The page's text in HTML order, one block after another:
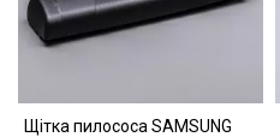
Щітка пилососа SAMSUNG